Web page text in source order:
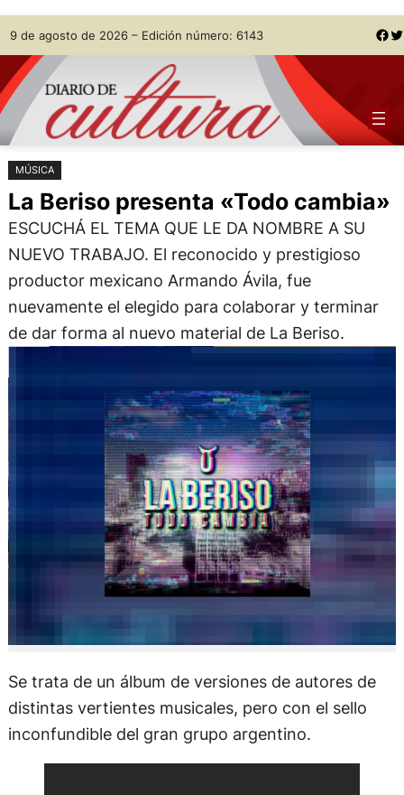
Saltar
al
contenido
Skip
to
content
9 de agosto de 2026 – Edición número: 6143 Facebook Twitter
MÚSICA
La Beriso presenta «Todo cambia»
ESCUCHÁ EL TEMA QUE LE DA NOMBRE A SU
NUEVO TRABAJO. El reconocido y prestigioso
productor mexicano Armando Ávila, fue
nuevamente el elegido para colaborar y terminar
de dar forma al nuevo material de La Beriso.
Se trata de un álbum de versiones de autores de
distintas vertientes musicales, pero con el sello
inconfundible del gran grupo argentino.